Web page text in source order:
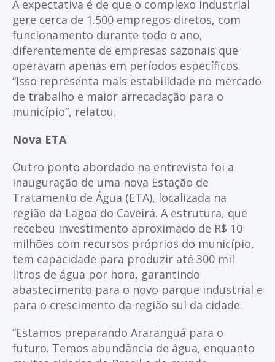
A expectativa é de que o complexo industrial
gere cerca de 1.500 empregos diretos, com
funcionamento durante todo o ano,
diferentemente de empresas sazonais que
operavam apenas em períodos específicos.
“Isso representa mais estabilidade no mercado
de trabalho e maior arrecadação para o
município”, relatou.
Nova ETA
Outro ponto abordado na entrevista foi a
inauguração de uma nova Estação de
Tratamento de Água (ETA), localizada na
região da Lagoa do Caveirá. A estrutura, que
recebeu investimento aproximado de R$ 10
milhões com recursos próprios do município,
tem capacidade para produzir até 300 mil
litros de água por hora, garantindo
abastecimento para o novo parque industrial e
para o crescimento da região sul da cidade.
“Estamos preparando Araranguá para o
futuro. Temos abundância de água, enquanto